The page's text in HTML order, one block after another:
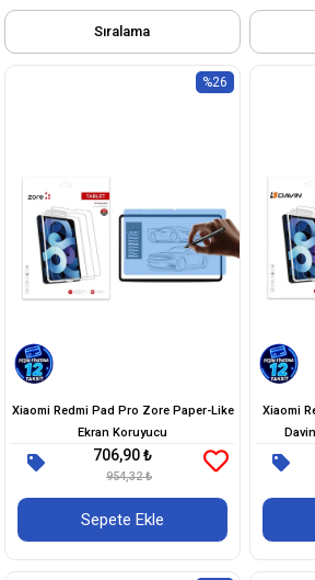
Sıralama
Xiaomi Redmi Pad Pro Zore Paper-Like
Ekran Koruyucu
706,90 ₺
954,32 ₺
Sepete Ekle
%26
Xiaomi